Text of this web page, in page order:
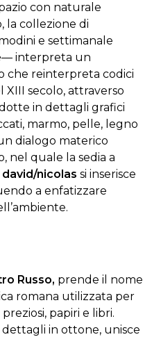
con naturale
la collezione di
e settimanale
— interpreta un
che reinterpreta codici
XIII secolo, attraverso
in dettagli grafici
marmo, pelle, legno
dialogo materico
nel quale la sedia a
david/nicolas si inserisce
a enfatizzare
Russo, prende il nome
romana utilizzata per
papiri e libri.
dettagli in ottone, unisce